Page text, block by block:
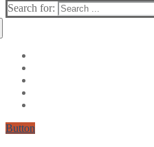
Search for:
Button